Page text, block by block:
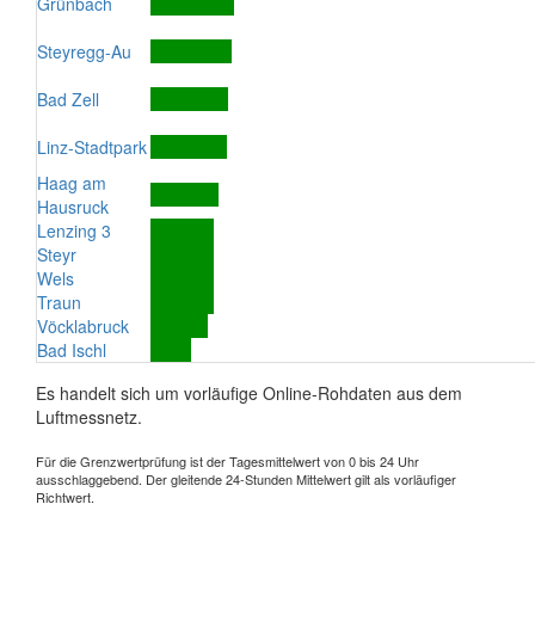
Steyregg-Au
Bad Zell
Linz-Stadtpark
Haag am
Hausruck
Lenzing 3
Steyr
Wels
Traun
Vöcklabruck
Bad Ischl
Es handelt sich um vorläufige Online-Rohdaten aus dem
Luftmessnetz.
Für die Grenzwertprüfung ist der Tagesmittelwert von 0 bis 24 Uhr
ausschlaggebend. Der gleitende 24-Stunden Mittelwert gilt als vorläufiger
Richtwert.